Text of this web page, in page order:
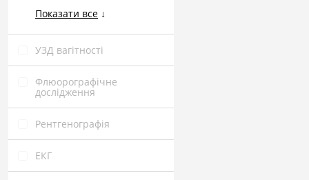
Показати все ↓
УЗД вагітності
Флюорографічне
дослідження
Рентгенографія
ЕКГ